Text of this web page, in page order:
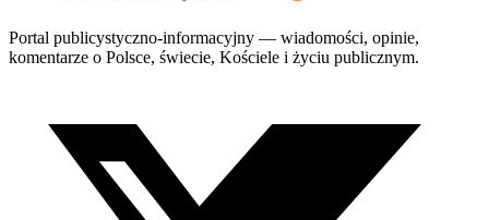
Portal publicystyczno-informacyjny — wiadomości, opinie,
komentarze o Polsce, świecie, Kościele i życiu publicznym.